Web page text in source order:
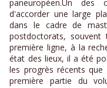
paneuropéen.Un des
d'accorder une large
dans le cadre de
postdoctorats,
première ligne, à la
état des lieux, il a été
les progrès récents
première partie du